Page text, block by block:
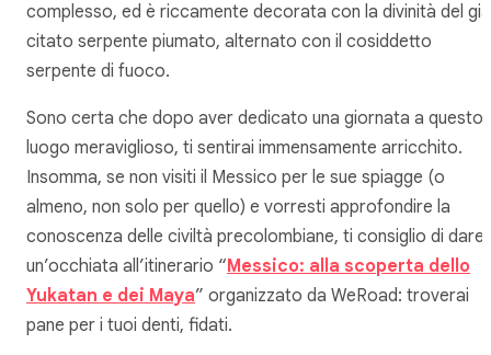
complesso, ed è riccamente decorata con la divinità del già
citato serpente piumato, alternato con il cosiddetto
serpente di fuoco.
Sono certa che dopo aver dedicato una giornata a questo
luogo meraviglioso, ti sentirai immensamente arricchito.
Insomma, se non visiti il Messico per le sue spiagge (o
almeno, non solo per quello) e vorresti approfondire la
conoscenza delle civiltà precolombiane, ti consiglio di dare
un’occhiata all’itinerario “Messico: alla scoperta dello
Yukatan e dei Maya” organizzato da WeRoad: troverai
pane per i tuoi denti, fidati.